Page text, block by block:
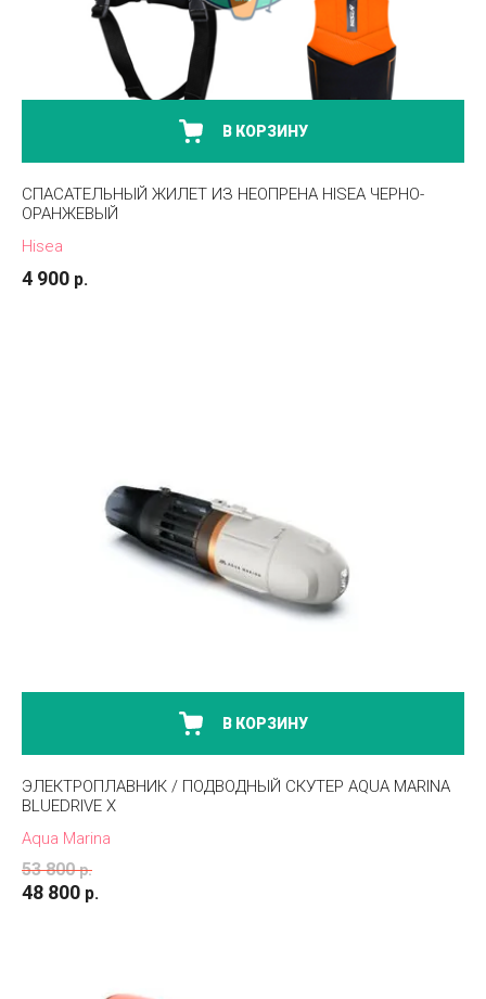
В КОРЗИНУ
СПАСАТЕЛЬНЫЙ ЖИЛЕТ ИЗ НЕОПРЕНА HISEA ЧЕРНО-
ОРАНЖЕВЫЙ
Hisea
4 900 р.
В КОРЗИНУ
ЭЛЕКТРОПЛАВНИК / ПОДВОДНЫЙ СКУТЕР AQUA MARINA
BLUEDRIVE X
Aqua Marina
53 800 р.
48 800 р.